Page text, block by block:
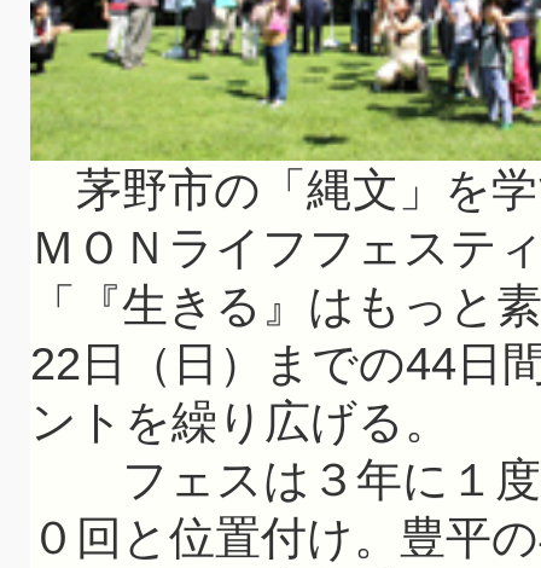
茅野市の「縄文」を
ＭＯＮライフフェステ
「『生きる』はもっと
22日（日）までの44日
ントを繰り広げる。
フェスは３年に１度
０回と位置付け。豊平